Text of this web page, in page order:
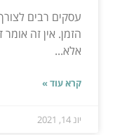
עסקים רבים
הזמן. אין זה
אלא...
קרא עוד »
יונ 14, 2021